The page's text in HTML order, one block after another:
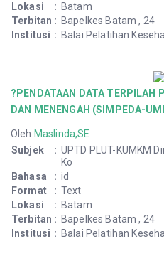
Lokasi
: Batam
Terbitan : Bapelkes Batam , 24
Institusi : Balai Pelatihan
?PENDATAAN DATA TERPILAH
DAN MENENGAH (SIMPEDA-
Oleh Maslinda,SE
Subjek
: UPTD PLUT-KUMKM
Ko
Bahasa
: id
Format
: Text
Lokasi
: Batam
Terbitan : Bapelkes Batam , 24
Institusi : Balai Pelatihan